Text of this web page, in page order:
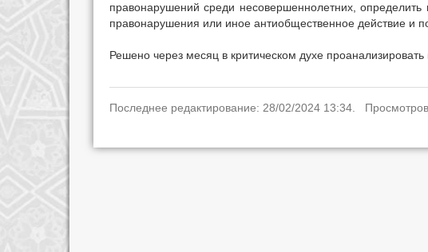
правонарушений среди несовершеннолетних,
правонарушения или иное антиобщественное действие и
Решено через месяц в критическом духе
Последнее редактирование: 28/02/2024 13:34.